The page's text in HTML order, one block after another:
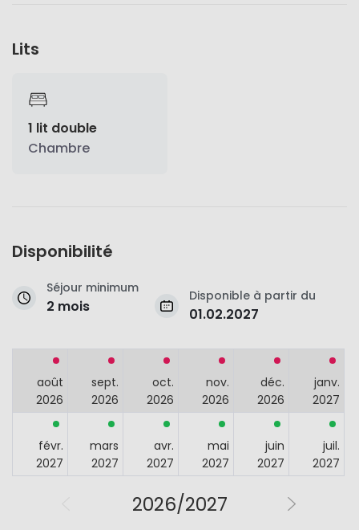
Lits
1 lit double
Chambre
Disponibilité
Séjour minimum
2 mois
Disponible à partir du
01.02.2027
août
2026
sept.
2026
oct.
2026
nov.
2026
déc.
2026
janv.
2027
févr.
2027
mars
2027
avr.
2027
mai
2027
juin
2027
juil.
2027
2026/2027